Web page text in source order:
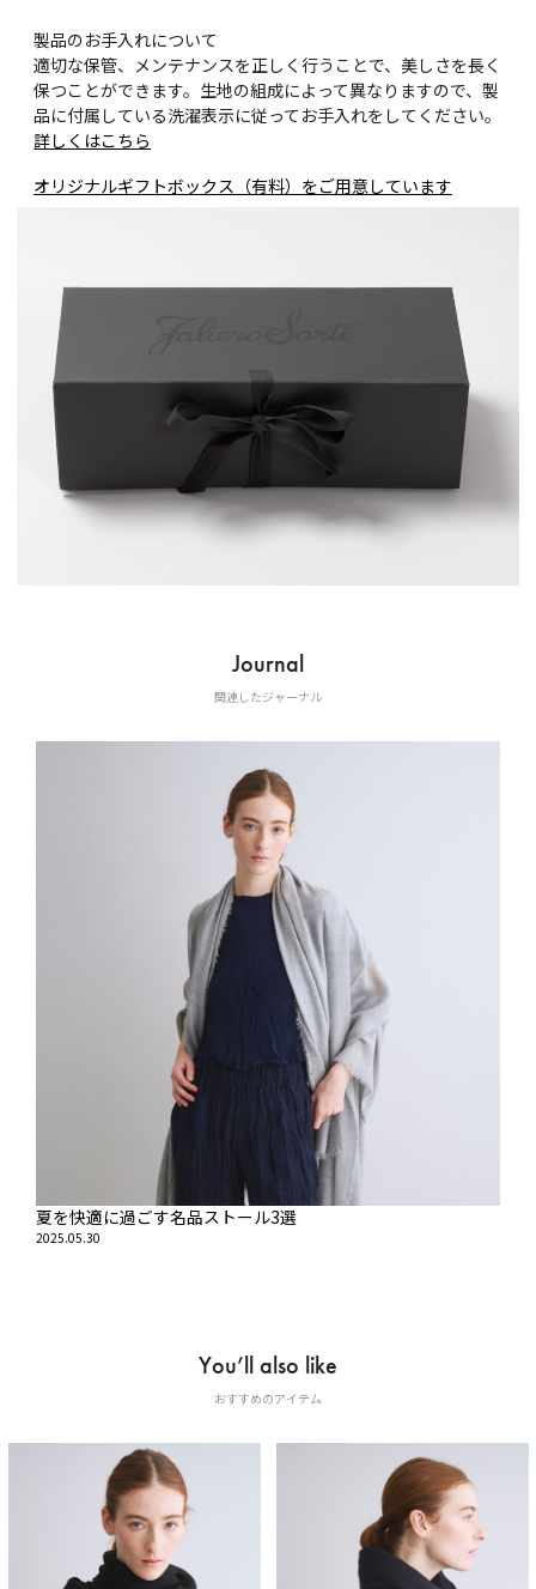
製品のお手入れについて
適切な保管、メンテナンスを正しく行うことで、美しさを長く
保つことができます。生地の組成によって異なりますので、製
品に付属している洗濯表示に従ってお手入れをしてください。
詳しくはこちら
オリジナルギフトボックス（有料）をご用意しています
Journal
関連したジャーナル
夏を快適に過ごす名品ストール3選
2025.05.30
You’ll also like
おすすめのアイテム